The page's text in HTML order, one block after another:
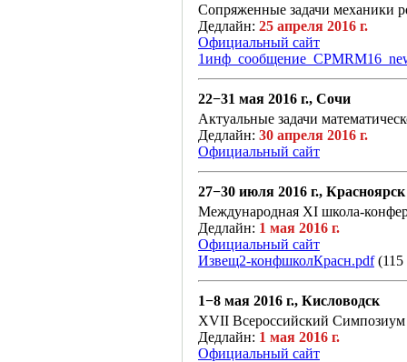
Сопряженные задачи механики
Дедлайн: 25 апреля 2016 г.
Официальный сайт
22−31 мая 2016 г., Сочи
Актуальные задачи
Дедлайн: 30 апреля 2016 г.
Официальный сайт
27−30 июля 2016 г., Красноярск
Международная XI школа-
Дедлайн: 1 мая 2016 г.
Официальный сайт
Извещ2-конфшколКрасн.pdf(115
1−8 мая 2016 г., Кисловодск
XVII Всероссийский
Дедлайн: 1 мая 2016 г.
Официальный сайт